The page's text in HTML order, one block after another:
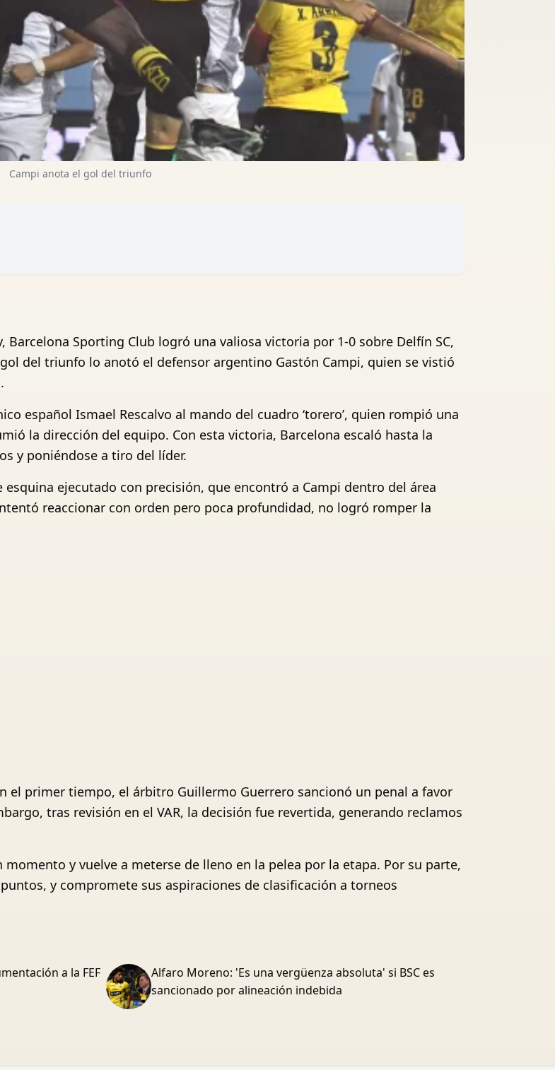
Campi anota el gol del triunfo
Sporting Club logró una valiosa victoria por 1-0 sobre Delfín SC,
del triunfo lo anotó el defensor argentino Gastón Campi, quien se vistió
español Ismael Rescalvo al mando del cuadro ‘torero’, quien rompió una
la dirección del equipo. Con esta victoria, Barcelona escaló hasta la
y poniéndose a tiro del líder.
ejecutado con precisión, que encontró a Campi dentro del área
reaccionar con orden pero poca profundidad, no logró romper la
el primer tiempo, el árbitro Guillermo Guerrero sancionó un penal a favor
tras revisión en el VAR, la decisión fue revertida, generando reclamos
y vuelve a meterse de lleno en la pelea por la etapa. Por su parte,
y compromete sus aspiraciones de clasificación a torneos
a la FEF
Alfaro Moreno: 'Es una vergüenza absoluta' si BSC es
sancionado por alineación indebida